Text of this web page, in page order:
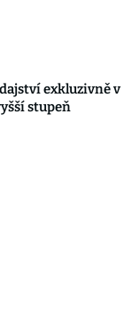
exkluzivně v
stupeň